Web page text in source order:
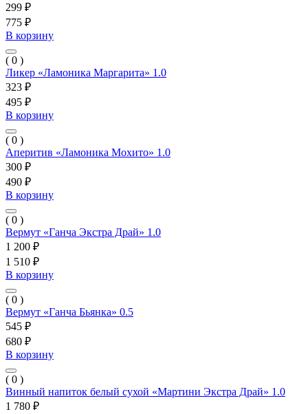
299 ₽
775 ₽
В корзину
( 0 )
Ликер «Ламоника Маргарита» 1.0
323 ₽
495 ₽
В корзину
( 0 )
Аперитив «Ламоника Мохито» 1.0
300 ₽
490 ₽
В корзину
( 0 )
Вермут «Ганча Экстра Драй» 1.0
1 200 ₽
1 510 ₽
В корзину
( 0 )
Вермут «Ганча Бьянка» 0.5
545 ₽
680 ₽
В корзину
( 0 )
Винный напиток белый сухой «Мартини Экстра Драй» 1.0
1 780 ₽